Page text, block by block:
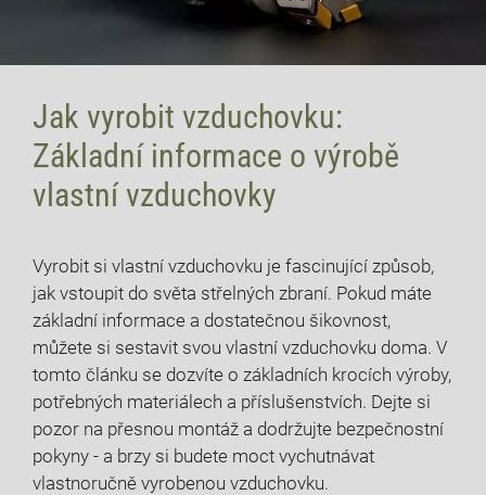
Jak vyrobit vzduchovku:
Základní informace o výrobě
vlastní vzduchovky
Vyrobit si vlastní vzduchovku je fascinující způsob,
jak vstoupit do světa střelných zbraní. Pokud máte
základní informace a dostatečnou šikovnost,
můžete si sestavit svou vlastní vzduchovku doma. V
tomto článku se dozvíte o základních krocích výroby,
potřebných materiálech a příslušenstvích. Dejte si
pozor na přesnou montáž a dodržujte bezpečnostní
pokyny - a brzy si budete moct vychutnávat
vlastnoručně vyrobenou vzduchovku.